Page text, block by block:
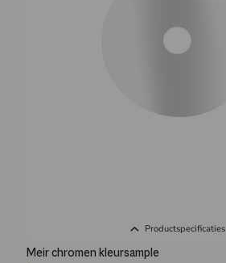
Productspecificaties
Meir chromen kleursample